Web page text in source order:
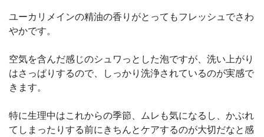
ユーカリメインの精油の香りがとってもフレッシュでさわ
やかです。
空気を含んだ感じのシュワっとした泡ですが、洗い上がり
はさっぱりするので、しっかり洗浄されているのが実感で
きます。
特に生理中はこれからの季節、ムレも気になるし、かぶれ
てしまったりする前にきちんとケアするのが大切だなと感